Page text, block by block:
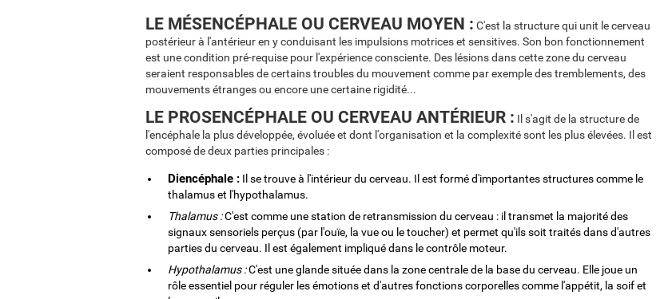
LE MÉSENCÉPHALE OU CERVEAU MOYEN : C'est la structure qui unit le cerveau
postérieur à l'antérieur en y conduisant les impulsions motrices et sensitives. Son bon fonctionnement
est une condition pré-requise pour l'expérience consciente. Des lésions dans cette zone du cerveau
seraient responsables de certains troubles du mouvement comme par exemple des tremblements, des
mouvements étranges ou encore une certaine rigidité...
LE PROSENCÉPHALE OU CERVEAU ANTÉRIEUR : Il s'agit de la structure de
l'encéphale la plus développée, évoluée et dont l'organisation et la complexité sont les plus élevées. Il est
composé de deux parties principales :
Diencéphale : Il se trouve à l'intérieur du cerveau. Il est formé d'importantes structures comme le
thalamus et l'hypothalamus.
Thalamus :C'est comme une station de retransmission du cerveau : il transmet la majorité des
signaux sensoriels perçus (par l'ouïe, la vue ou le toucher) et permet qu'ils soit traités dans d'autres
parties du cerveau. Il est également impliqué dans le contrôle moteur.
Hypothalamus :C'est une glande située dans la zone centrale de la base du cerveau. Elle joue un
rôle essentiel pour réguler les émotions et d'autres fonctions corporelles comme l'appétit, la soif et